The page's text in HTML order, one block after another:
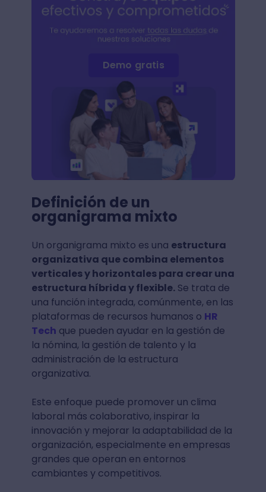
Demo gratis
Definición de un
organigrama mixto
Un organigrama mixto es una estructura
organizativa que combina elementos
verticales y horizontales para crear una
estructura híbrida y flexible.Se trata de
una función integrada, comúnmente, en las
plataformas de recursos humanos o HR
Tech que pueden ayudar en la gestión de
la nómina, la gestión de talento y la
administración de la estructura
organizativa.
Este enfoque puede promover un clima
laboral más colaborativo, inspirar la
innovación y mejorar la adaptabilidad de la
organización, especialmente en empresas
grandes que operan en entornos
cambiantes y competitivos.